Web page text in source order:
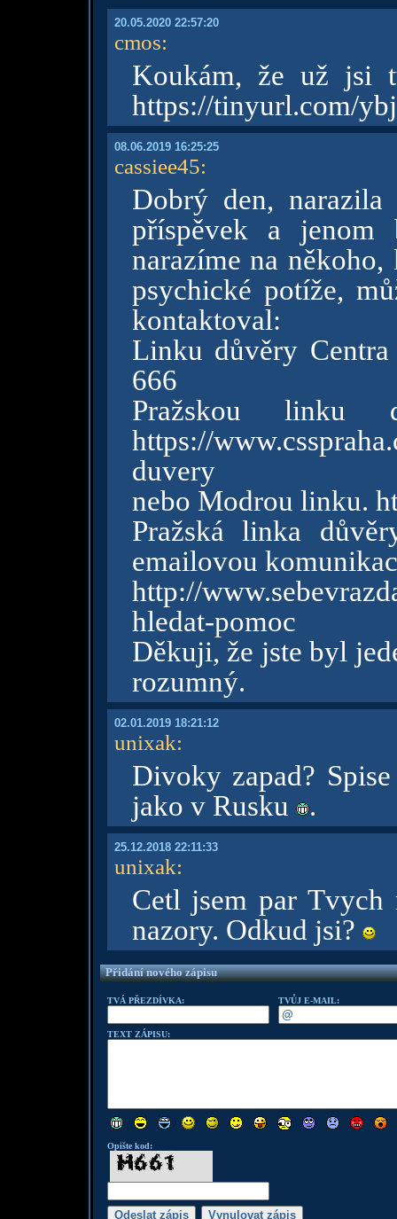
20.05.2020 22:57:20
cmos:
Koukám, že už jsi
https://tinyurl.com/
08.06.2019 16:25:25
cassiee45:
Dobrý den,
příspěvek a
narazíme na
psychické potíže,
kontaktoval:
Linku důvěry
666
Pražskou linku
https://
duvery
nebo Modrou linku.
Pražská linka
emailovou
http://
hledat-pomoc
Děkuji, že jste byl
rozumný.
02.01.2019 18:21:12
unixak:
Divoky zapad?
jako v Rusku
.
25.12.2018 22:11:33
unixak:
Cetl jsem par
nazory. Odkud jsi?
Přidání nového zápisu
TVÁ PŘEZDÍVKA: TVŮJ E-MAIL:
TEXT ZÁPISU:
Opište kod: